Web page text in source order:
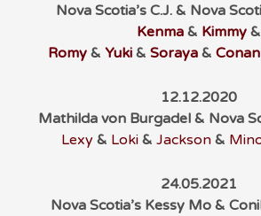
Nova Scotia’s C.J. & Nova
Kenma & Kimmy &
Romy & Yuki & Soraya & Conan
12.12.2020
Mathilda von Burgadel & Nova
Lexy & Loki& Jackson&
24.05.2021
Nova Scotia’s Kessy Mo &